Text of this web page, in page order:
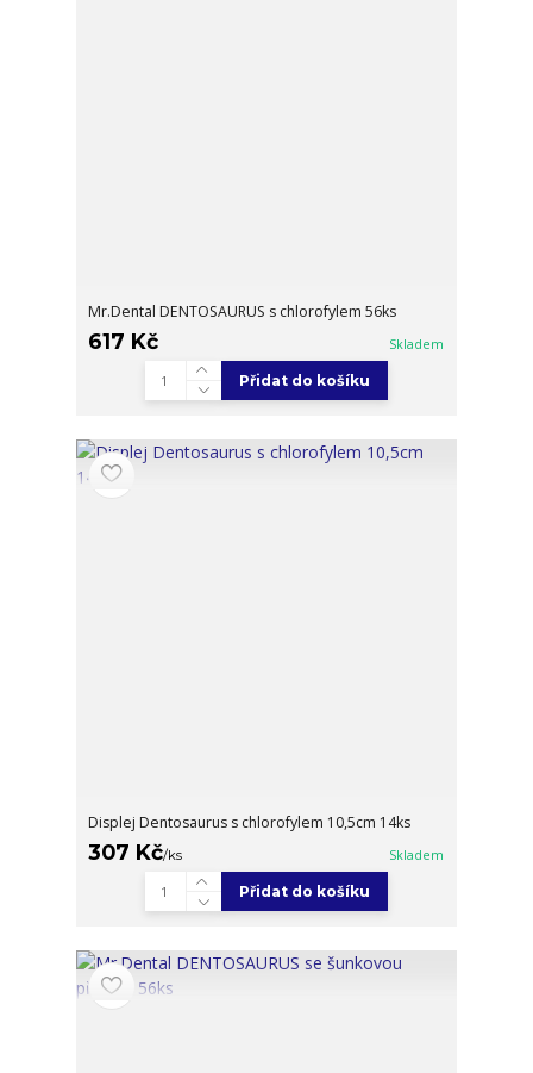
Mr.Dental DENTOSAURUS s chlorofylem 56ks
617 Kč Skladem
Přidat do košíku
Displej Dentosaurus s chlorofylem 10,5cm 14ks
307 Kč/ks Skladem
Přidat do košíku